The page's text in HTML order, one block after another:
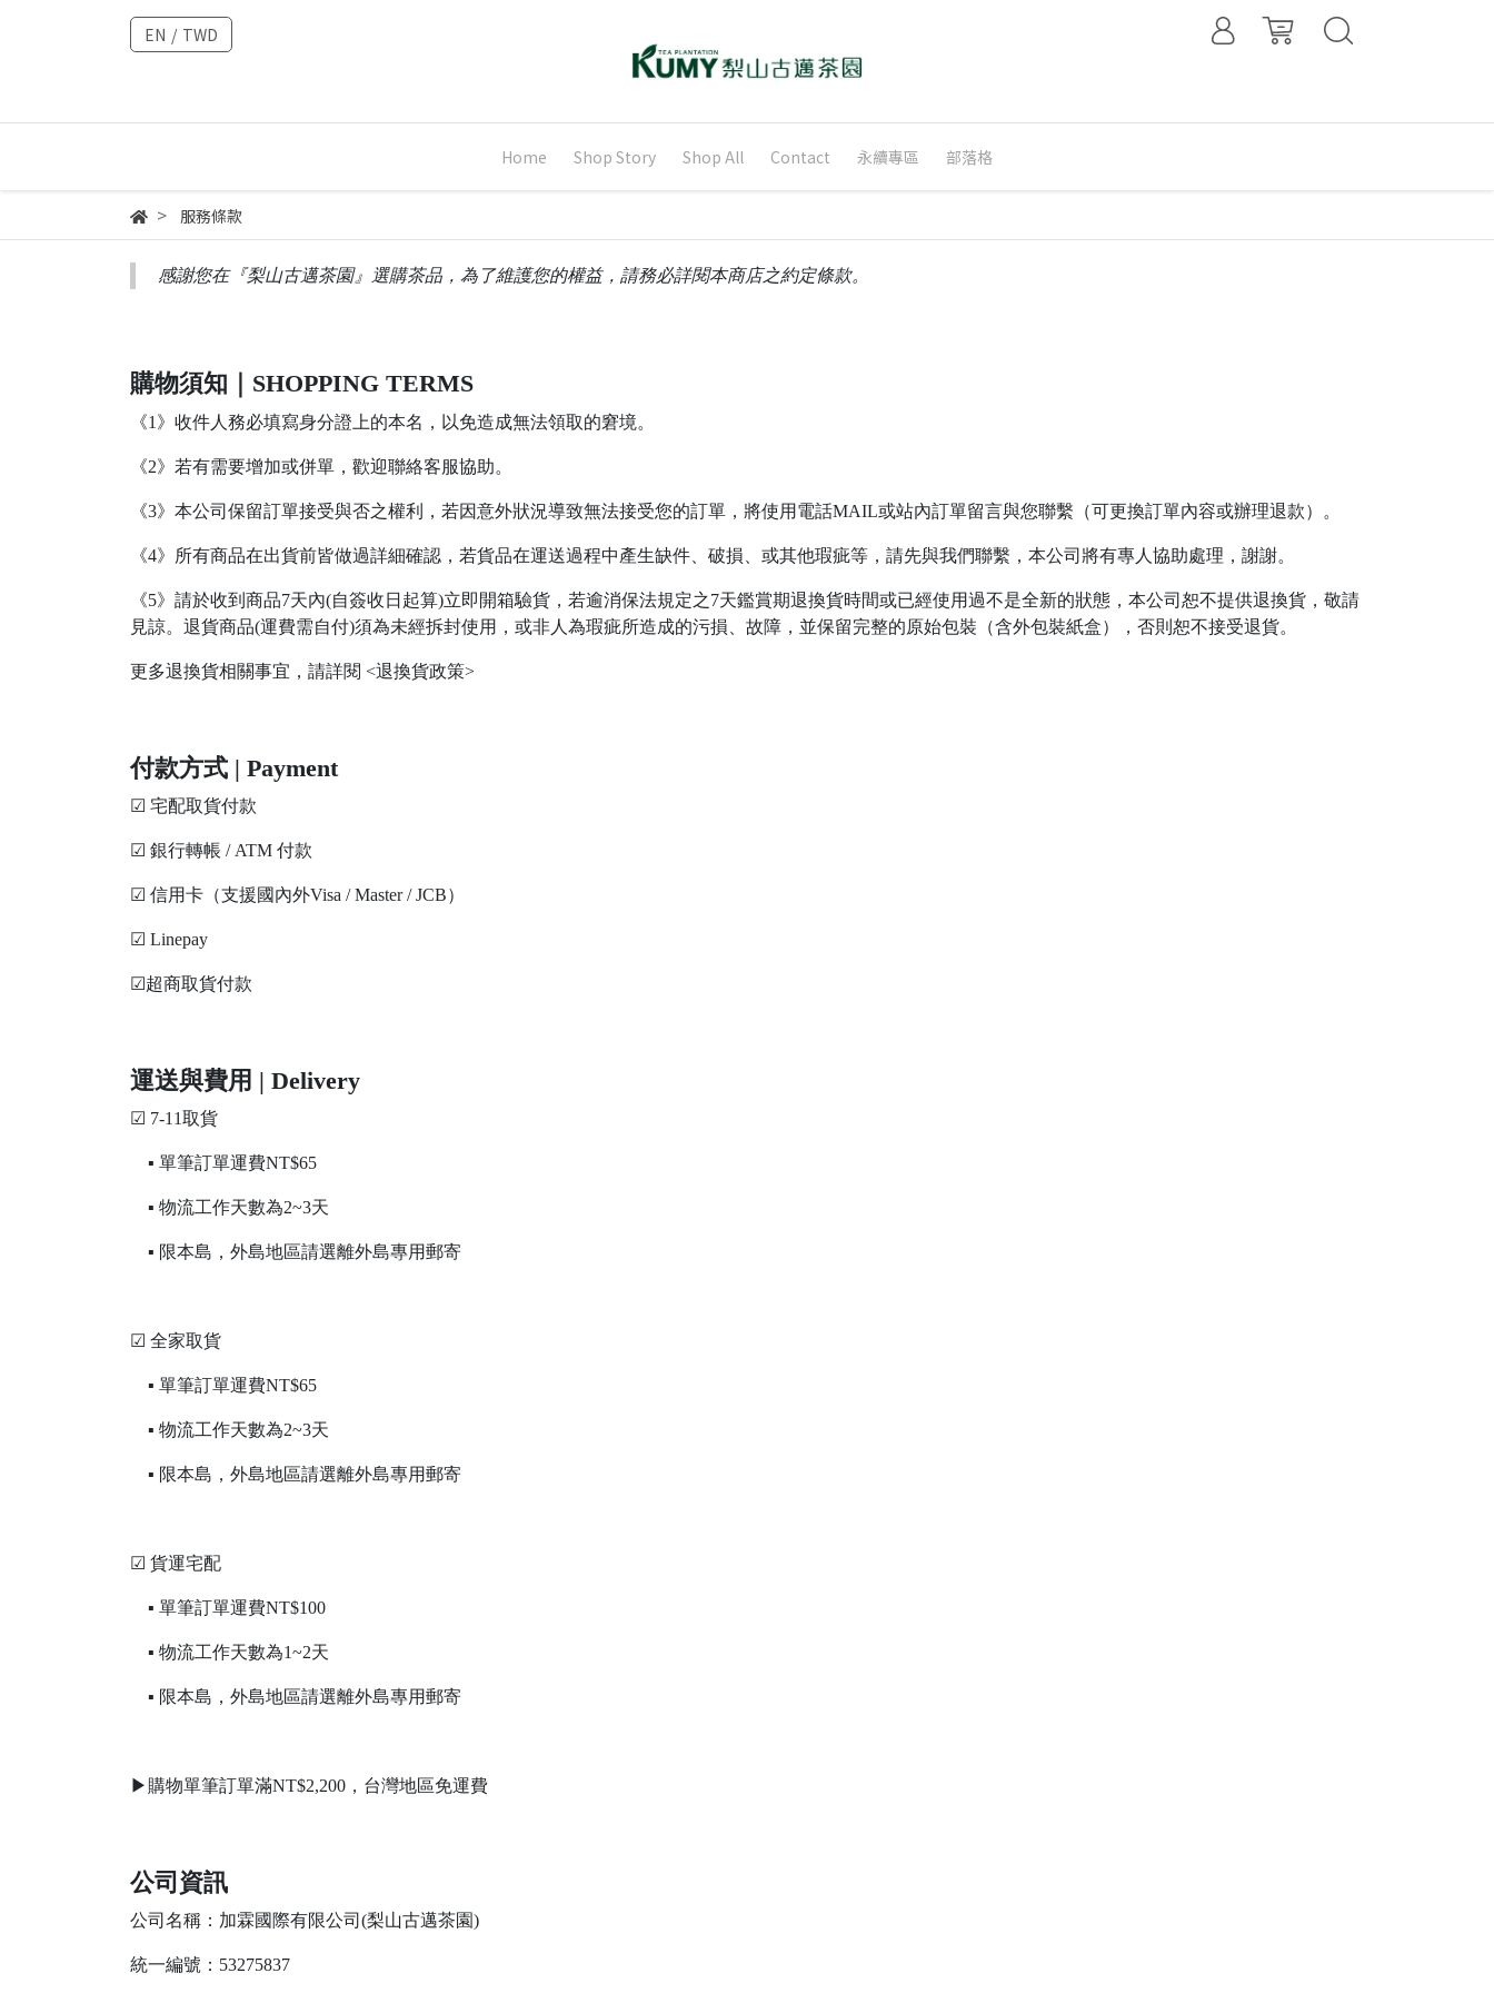
EN / TWD
Home Shop Story Shop All Contact 永續專區 部落格
服務條款
感謝您在『梨山古邁茶園』選購茶品，為了維護您的權益，請務必詳閱本商店之約定條款。
購物須知｜SHOPPING TERMS
《1》收件人務必填寫身分證上的本名，以免造成無法領取的窘境。
《2》若有需要增加或併單，歡迎聯絡客服協助。
《3》本公司保留訂單接受與否之權利，若因意外狀況導致無法接受您的訂單，將使用電話MAIL或站內訂單留言與您聯繫（可更換訂單內容或辦理退款）。
《4》所有商品在出貨前皆做過詳細確認，若貨品在運送過程中產生缺件、破損、或其他瑕疵等，請先與我們聯繫，本公司將有專人協助處理，謝謝。
《5》請於收到商品7天內(自簽收日起算)立即開箱驗貨，若逾消保法規定之7天鑑賞期退換貨時間或已經使用過不是全新的狀態，本公司恕不提供退換貨，敬請
見諒。退貨商品(運費需自付)須為未經拆封使用，或非人為瑕疵所造成的污損、故障，並保留完整的原始包裝（含外包裝紙盒），否則恕不接受退貨。
更多退換貨相關事宜，請詳閱 <退換貨政策>
付款方式 | Payment
☑ 宅配取貨付款
☑ 銀行轉帳 / ATM 付款
☑ 信用卡（支援國內外Visa / Master / JCB）
☑ Linepay
☑超商取貨付款
運送與費用 | Delivery
☑ 7-11取貨
▪ 單筆訂單運費NT$65
▪ 物流工作天數為2~3天
▪ 限本島，外島地區請選離外島專用郵寄
☑ 全家取貨
▪ 單筆訂單運費NT$65
▪ 物流工作天數為2~3天
▪ 限本島，外島地區請選離外島專用郵寄
☑ 貨運宅配
▪ 單筆訂單運費NT$100
▪ 物流工作天數為1~2天
▪ 限本島，外島地區請選離外島專用郵寄
▶購物單筆訂單滿NT$2,200，台灣地區免運費
公司資訊
公司名稱：加霖國際有限公司(梨山古邁茶園)
統一編號：53275837